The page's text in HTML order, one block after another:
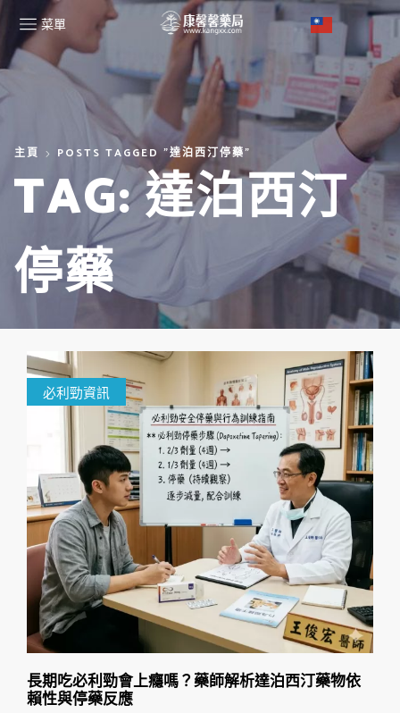
菜單
主頁 POSTS TAGGED "達泊西汀停藥"
TAG: 達泊西汀
停藥
必利勁資訊
長期吃必利勁會上癮嗎？藥師解析達泊西汀藥物依
賴性與停藥反應